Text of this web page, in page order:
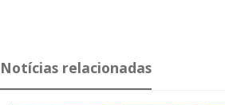
Notícias relacionadas